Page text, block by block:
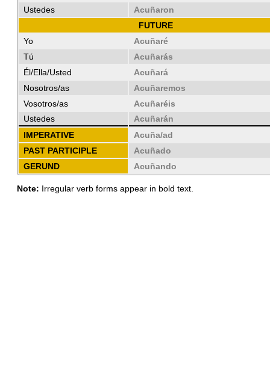
Ustedes
Acuñaron
FUTURE
Yo
Acuñaré
Tú
Acuñarás
Él/Ella/Usted
Acuñará
Nosotros/as
Acuñaremos
Vosotros/as
Acuñaréis
Ustedes
Acuñarán
IMPERATIVE
Acuña/ad
PAST PARTICIPLE
Acuñado
GERUND
Acuñando
Note: Irregular verb forms appear in bold text.